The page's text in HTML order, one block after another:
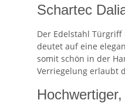
Schartec
Der Edelstahl
deutet auf eine
somit schön in der
Verriegelung erlaubt